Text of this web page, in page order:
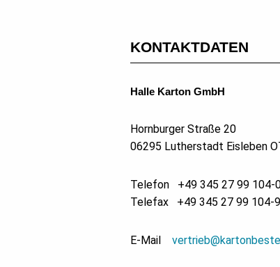
KONTAKTDATEN
Halle Karton GmbH
Hornburger Straße 20
06295 Lutherstadt Eisleben
Telefon +49 345 27 99 104-
Telefax +49 345 27 99 104-9
E-Mail